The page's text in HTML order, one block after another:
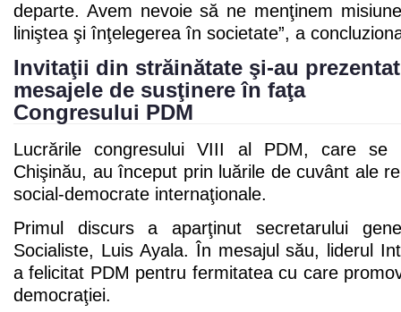
departe. Avem nevoie să ne menţinem
liniştea şi înţelegerea în societate”, a
Invitaţii din străinătate şi-au prezentat
mesajele de susţinere în faţa
Congresului PDM
Lucrările congresului VIII al PDM, care se
Chişinău, au început prin luările de cuvânt ale
social-democrate internaţionale.
Primul discurs a aparţinut secretarului
Socialiste, Luis Ayala. În mesajul său, liderul
a felicitat PDM pentru fermitatea cu care
democraţiei.